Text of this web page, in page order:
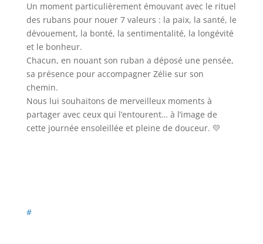
Un moment particulièrement émouvant avec le rituel
des rubans pour nouer 7 valeurs : la paix, la santé, le
dévouement, la bonté, la sentimentalité, la longévité
et le bonheur.
Chacun, en nouant son ruban a déposé une pensée,
sa présence pour accompagner Zélie sur son
chemin.
Nous lui souhaitons de merveilleux moments à
partager avec ceux qui l’entourent… à l’image de
cette journée ensoleillée et pleine de douceur. 💛
#